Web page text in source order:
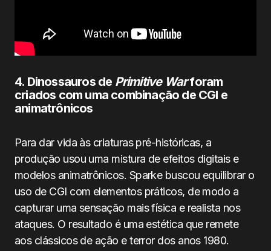
4. Dinossauros de Primitive Warforam
criados com uma combinação de CGI e
animatrônicos
Para dar vida às criaturas pré-históricas, a
produção usou uma mistura de efeitos digitais e
modelos animatrônicos. Sparke buscou equilibrar o
uso de CGI com elementos práticos, de modo a
capturar uma sensação mais física e realista nos
ataques. O resultado é uma estética que remete
aos clássicos de ação e terror dos anos 1980.